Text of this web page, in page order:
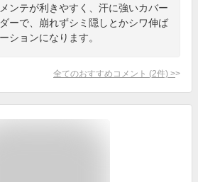
ンテが利きやすく、汗に強いカバー
ーで、崩れずシミ隠しとかシワ伸ば
ションになります。
全てのおすすめコメント (2件) >